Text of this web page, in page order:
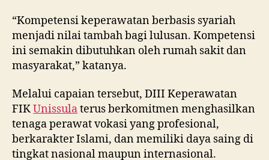
“Kompetensi keperawatan berbasis syariah
menjadi nilai tambah bagi lulusan. Kompetensi
ini semakin dibutuhkan oleh rumah sakit dan
masyarakat,” katanya.
Melalui capaian tersebut, DIII Keperawatan
FIKUnissulaterus berkomitmen menghasilkan
tenaga perawat vokasi yang profesional,
berkarakter Islami, dan memiliki daya saing di
tingkat nasional maupun internasional.